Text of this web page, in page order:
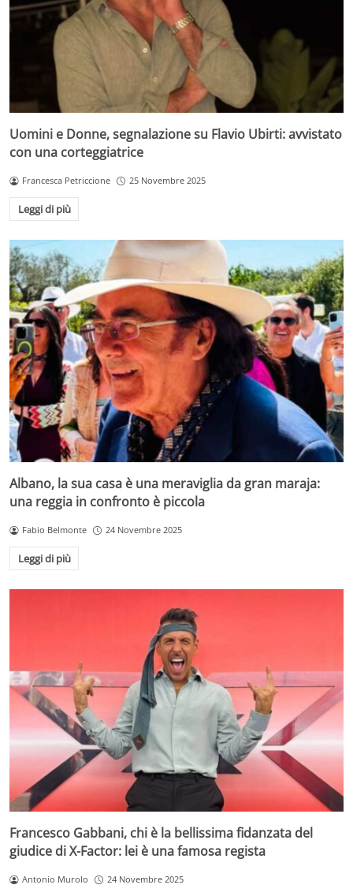
Uomini e Donne, segnalazione su Flavio Ubirti: avvistato
con una corteggiatrice
Francesca Petriccione 25 Novembre 2025
Leggi di più
Albano, la sua casa è una meraviglia da gran maraja:
una reggia in confronto è piccola
Fabio Belmonte 24 Novembre 2025
Leggi di più
Francesco Gabbani, chi è la bellissima fidanzata del
giudice di X-Factor: lei è una famosa regista
Antonio Murolo 24 Novembre 2025